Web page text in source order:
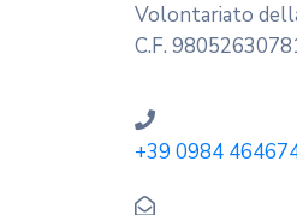
Volontariato
C.F.
+39 0984